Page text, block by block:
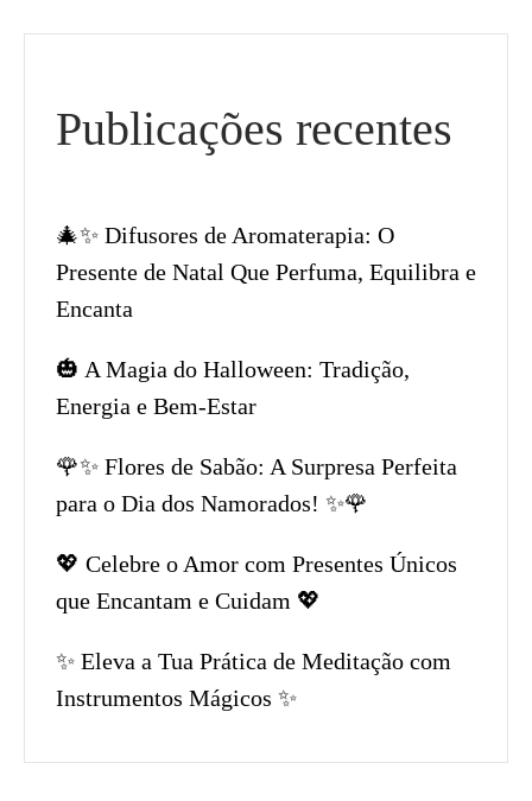
Publicações recentes
🎄✨ Difusores de Aromaterapia: O
Presente de Natal Que Perfuma, Equilibra e
Encanta
🎃 A Magia do Halloween: Tradição,
Energia e Bem-Estar
🌹✨ Flores de Sabão: A Surpresa Perfeita
para o Dia dos Namorados! ✨🌹
💖 Celebre o Amor com Presentes Únicos
que Encantam e Cuidam 💖
✨ Eleva a Tua Prática de Meditação com
Instrumentos Mágicos ✨